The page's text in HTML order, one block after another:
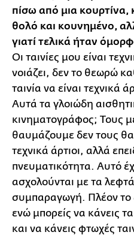
πίσω από μια κουρτίνα,
θολό και κουνημένο,
γιατί τελικά ήταν
Οι ταινίες μου είναι
νοιάζει, δεν το θεωρώ
ταινία να είναι τεχνικά
Αυτά τα γλοιώδη
κινηματογράφος; Τους
θαυμάζουμε δεν τους
τεχνικά άρτιοι, αλλά
πνευματικότητα. Αυτό
ασχολούνται με τα
συμπαραγωγή. Πλέον το
ενώ μπορείς να κάνεις
και να κάνεις φτωχές